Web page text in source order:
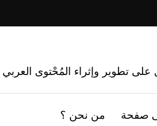
على تطوير وإثراء المُحْتوى
صفحة من نحن ؟